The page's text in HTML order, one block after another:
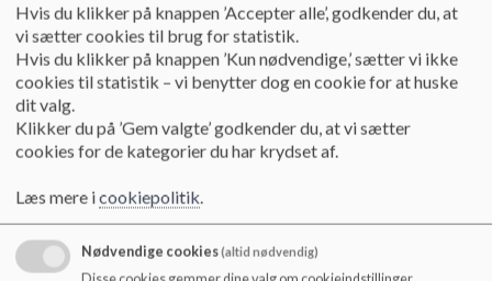
Tilbage
Dokumenter
Budgetforslag 2017 Skoledel nr. 2
Referat fra SB-møde 24.04.2017
Referat SB-møde 07-06-2018.pdf
Hvis du klikker på knappen ’Accepter alle’, godkender du, at
vi sætter cookies til brug for statistik.
Hvis du klikker på knappen ’Kun nødvendige,’ sætter vi ikke
cookies til statistik – vi benytter dog en cookie for at huske
dit valg.
Klikker du på ’Gem valgte’ godkender du, at vi sætter
cookies for de kategorier du har krydset af.
Læs mere icookiepolitik.
Nødvendige cookies(altid nødvendig)